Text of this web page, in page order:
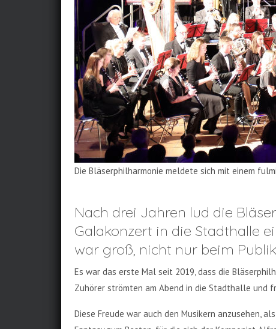
Die Bläserphilharmonie meldete sich mit einem
Nach drei Jahren lud die
Galakonzert in die Stadthalle
war groß, nicht nur beim
Es war das erste Mal seit 2019, dass die
Zuhörer strömten am Abend in die Stadthalle und
Diese Freude war auch den Musikern anzusehen,